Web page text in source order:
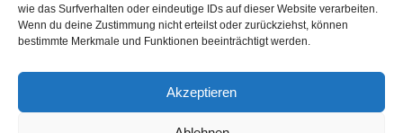
wie das Surfverhalten oder eindeutige IDs auf dieser Website verarbeiten.
Wenn du deine Zustimmung nicht erteilst oder zurückziehst, können
bestimmte Merkmale und Funktionen beeinträchtigt werden.
Akzeptieren